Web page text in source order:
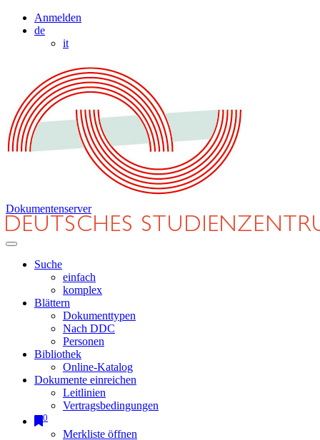
Anmelden
de
it
Dokumentenserver
Suche
einfach
komplex
Blättern
Dokumenttypen
Nach DDC
Personen
Bibliothek
Online-Katalog
Dokumente einreichen
Leitlinien
Vertragsbedingungen
0
Merkliste öffnen